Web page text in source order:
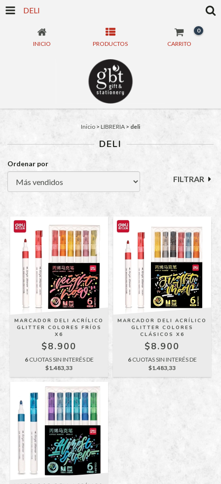
DELI
INICIO PRODUCTOS CARRITO
0
Inicio > LIBRERIA > deli
DELI
Ordenar por
FILTRAR
MARCADOR DELI ACRÍLICO
GLITTER COLORES FRÍOS
X6
$8.900
6 CUOTAS SIN INTERÉS DE
$1.483,33
MARCADOR DELI ACRÍLICO
GLITTER COLORES
CLÁSICOS X6
$8.900
6 CUOTAS SIN INTERÉS DE
$1.483,33